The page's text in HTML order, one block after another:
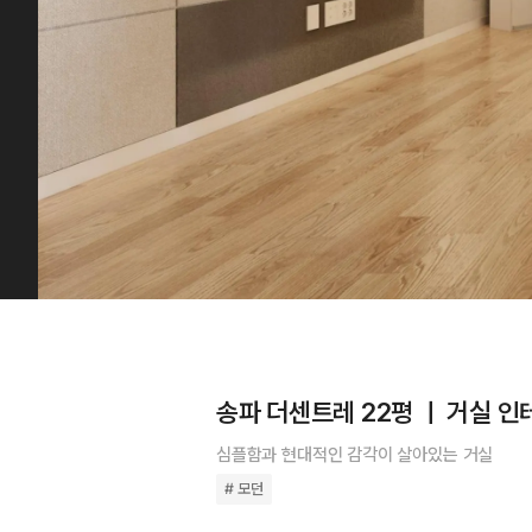
송파 더센트레 22평 ㅣ 거실 인
심플함과 현대적인 감각이 살아있는 거실
# 모던